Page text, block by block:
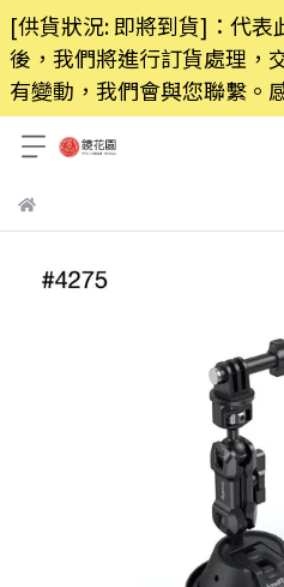
[供貨狀況: 即將到貨]：代表
後，我們將進行訂貨處理，
有變動，我們會與您聯繫。